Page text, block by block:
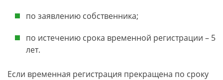
по заявлению собственника;
по истечению срока временной регистрации – 5
лет.
Если временная регистрация прекращена по сроку